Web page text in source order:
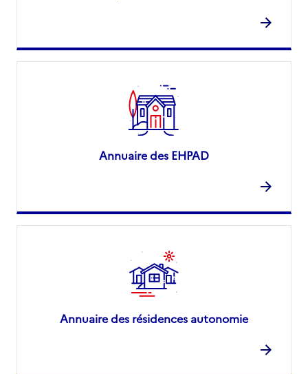
Annuaire des EHPAD
Annuaire des résidences autonomie